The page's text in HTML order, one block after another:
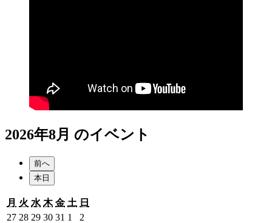
2026年8月 のイベント
前へ
本日
月 月
曜
火 火
曜
水 水
曜
木木
曜
金金
曜
土 土
曜
日
272026
282026
292026
302026
31 2026
1
2026
2